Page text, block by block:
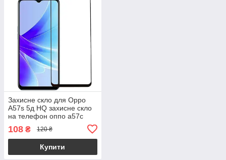
Захисне скло для Oppo
A57s 5д HQ захисне скло
на телефон оппо а57с
108 ₴ 120 ₴
Купити